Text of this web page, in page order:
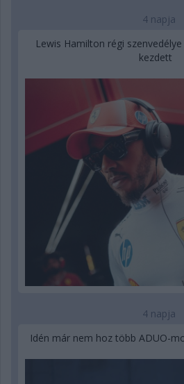
4 napja
Lewis Hamilton régi
kezdett
4 napja
Idén már nem hoz több ADUO-